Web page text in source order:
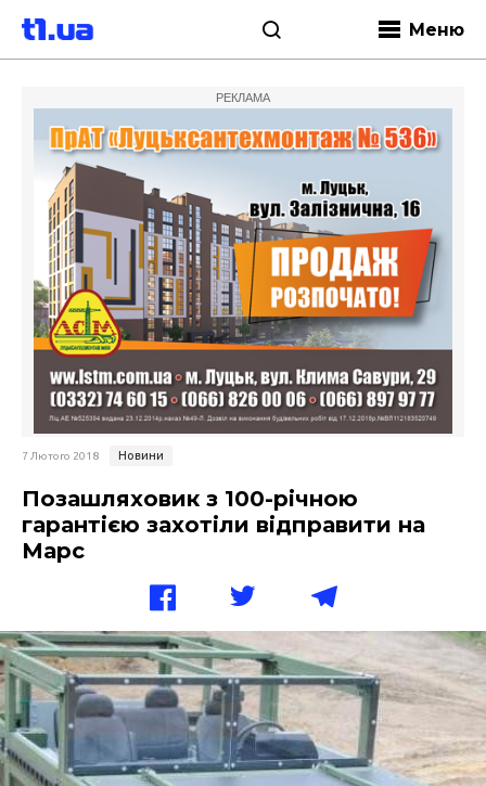
Меню
РЕКЛАМА
7 Лютого 2018 Новини
Позашляховик з 100-річною
гарантією захотіли відправити на
Марс